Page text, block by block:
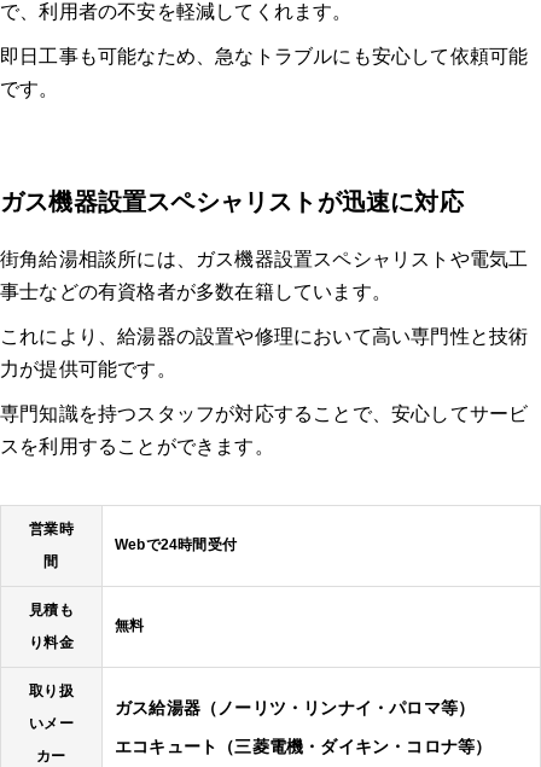
で、利用者の不安を軽減してくれます。
即日工事も可能なため、急なトラブルにも安心して依頼可能
です。
ガス機器設置スペシャリストが迅速に対応
街角給湯相談所には、ガス機器設置スペシャリストや電気工
事士などの有資格者が多数在籍しています。
これにより、給湯器の設置や修理において高い専門性と技術
力が提供可能です。
専門知識を持つスタッフが対応することで、安心してサービ
スを利用することができます。
営業時
間
Webで24時間受付
見積も
り料金
無料
取り扱
いメー
カー
ガス給湯器（ノーリツ・リンナイ・パロマ等）
エコキュート（三菱電機・ダイキン・コロナ等）